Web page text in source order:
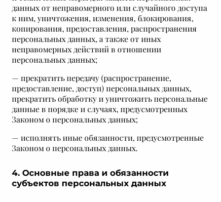
данных от неправомерного или случайного доступа
к ним, уничтожения, изменения, блокирования,
копирования, предоставления, распространения
персональных данных, а также от иных
неправомерных действий в отношении
персональных данных;
— прекратить передачу (распространение,
предоставление, доступ) персональных данных,
прекратить обработку и уничтожить персональные
данные в порядке и случаях, предусмотренных
Законом о персональных данных;
— исполнять иные обязанности, предусмотренные
Законом о персональных данных.
4. Основные права и обязанности
субъектов персональных данных